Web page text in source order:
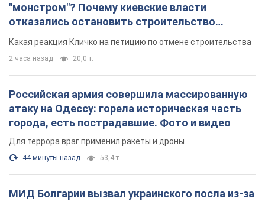
"монстром"? Почему киевские власти
отказались остановить строительство
небоскреба "московского верующего"
Какая реакция Кличко на петицию по отмене строительства
2 часа назад 20,0 т.
Российская армия совершила массированную
атаку на Одессу: горела историческая часть
города, есть пострадавшие. Фото и видео
Для террора враг применил ракеты и дроны
44 минуты назад 53,4 т.
МИД Болгарии вызвал украинского посла из-за